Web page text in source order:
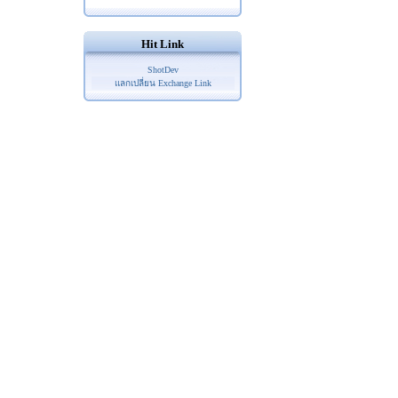
Hit Link
ShotDev
แลกเปลี่ยน Exchange Link